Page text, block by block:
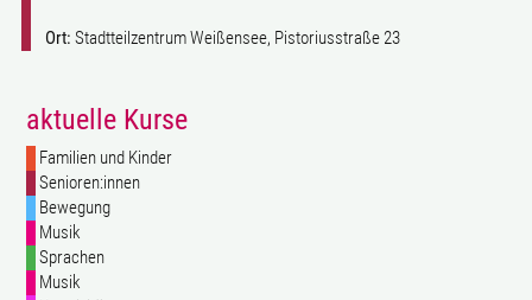
Ort: Stadtteilzentrum Weißensee, Pistoriusstraße 23
aktuelle Kurse
Familien und Kinder
Senioren:innen
Bewegung
Musik
Sprachen
Musik